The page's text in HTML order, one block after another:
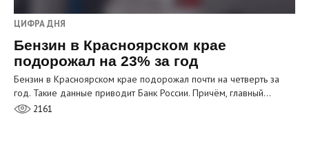
ЦИФРА ДНЯ
Бензин в Красноярском крае
подорожал на 23% за год
Бензин в Красноярском крае подорожал почти на четверть за
год. Такие данные приводит Банк России. Причём, главный…
2161